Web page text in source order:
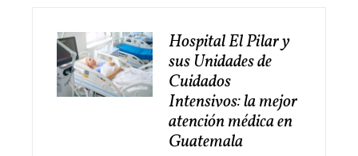
Hospital El Pilar y
sus Unidades de
Cuidados
Intensivos: la mejor
atención médica en
Guatemala